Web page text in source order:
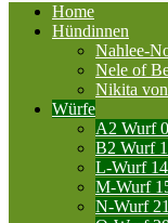
Home
Hündinnen
Nahlee-
Nele of
Nikita
Würfe
A2 Wurf
B2 Wurf
L-Wurf
M-Wurf
N-Wurf